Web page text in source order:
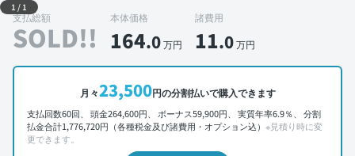
1 /1
支払総額
SOLD!!
本体価格
164.0万円
諸費用
11.0万円
月々23,500円の分割払いで購入できます
支払回数60回、 頭金264,600円、 ボーナス59,900円、 実質年率6.9％、 分割
払金合計1,776,720円（各種税金及び諸費用・オプション込） ※見積り時に変
更できます。